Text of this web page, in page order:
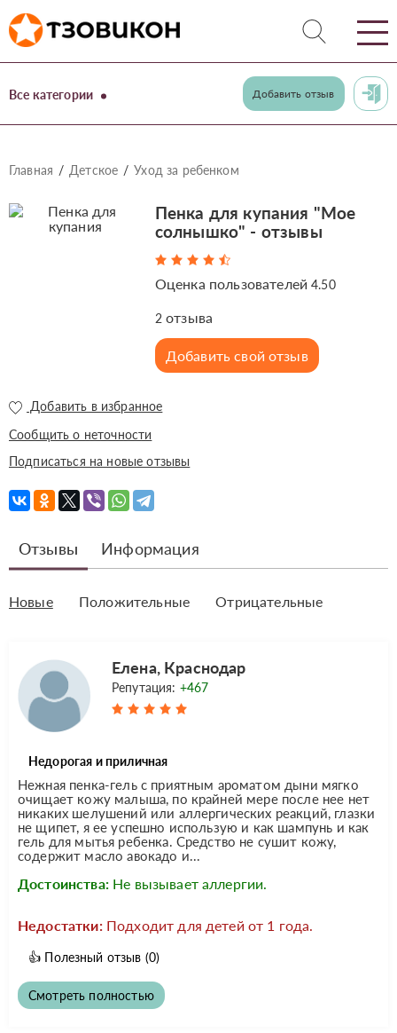
Все категории Добавить отзыв
Главная Детское Уход за ребенком
Пенка для купания "Мое
солнышко" - отзывы
Оценка пользователей4.50
2 отзыва
Добавить свой отзыв
Добавить в избранное
Сообщить о неточности
Подписаться на новые отзывы
Отзывы Информация
Новые Положительные Отрицательные
Елена, Краснодар
Репутация: +467
Недорогая и приличная
Нежная пенка-гель с приятным ароматом дыни мягко
очищает кожу малыша, по крайней мере после нее нет
никаких шелушений или аллергических реакций, глазки
не щипет, я ее успешно использую и как шампунь и как
гель для мытья ребенка. Средство не сушит кожу,
содержит масло авокадо и...
Достоинства: Не вызывает аллергии.
Недостатки: Подходит для детей от 1 года.
👍 Полезный отзыв (0)
Смотреть полностью